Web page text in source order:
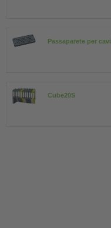
Passaparete per cavi
Cube20S